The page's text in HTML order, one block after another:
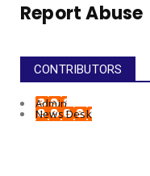
Report Abuse
CONTRIBUTORS
Admin
News Desk